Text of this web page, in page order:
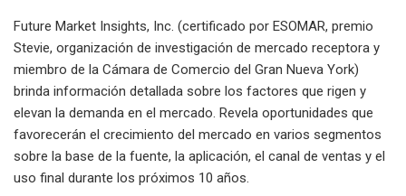
Future Market Insights, Inc. (certificado por ESOMAR, premio
Stevie, organización de investigación de mercado receptora y
miembro de la Cámara de Comercio del Gran Nueva York)
brinda información detallada sobre los factores que rigen y
elevan la demanda en el mercado. Revela oportunidades que
favorecerán el crecimiento del mercado en varios segmentos
sobre la base de la fuente, la aplicación, el canal de ventas y el
uso final durante los próximos 10 años.